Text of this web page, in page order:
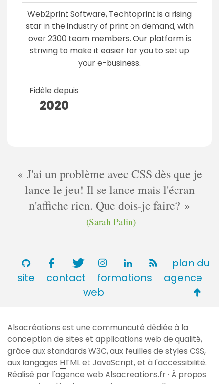
Web2print Software, Techtoprint is a rising
star in the industry of print on demand, with
over 2300 team members. Our platform is
striving to make it easier for you to set up
your e-business.
Fidèle depuis
2020
J'ai un problème avec CSS dès que je
lance le jeu! Il se lance mais l'écran
n'affiche rien. Que dois-je faire?
(Sarah Palin)
plan du
site
contact formations
agence
web
de
page
Alsacréations est une communauté dédiée à la
conception de sites et applications web de qualité,
grâce aux standards W3C, aux feuilles de styles CSS,
aux langages HTMLet JavaScript, et à l'accessibilité.
Réalisé par l'agence web Alsacreations.fr· À propos